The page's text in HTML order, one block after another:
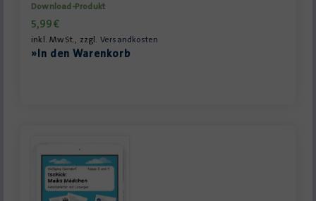
Download-Produkt
5,99€
inkl. MwSt., zzgl. Versandkosten
»In den Warenkorb